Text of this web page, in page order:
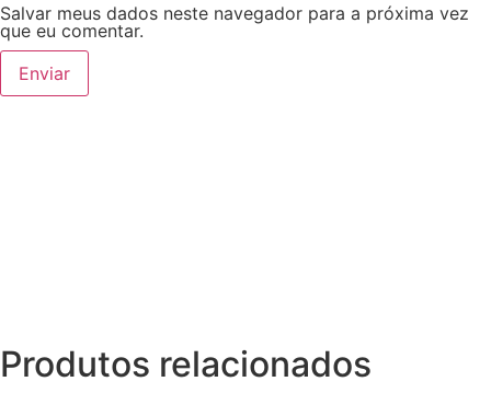
Salvar meus dados neste navegador para a próxima vez
que eu comentar.
Produtos relacionados